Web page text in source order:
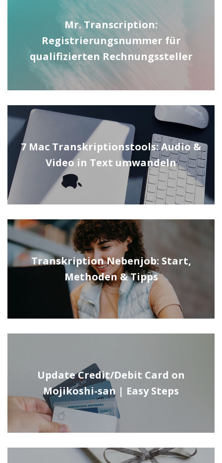
Mr. Transcription:
Registrierungsnummer für
qualifizierten Rechnungssteller
7 Mac Transkriptionstools: Audio &
Video in Text umwandeln
Transkription Nebenjob: Start,
Methoden & Tipps
Update Credit/Debit Card on
Mojikoshi-san | Easy Steps